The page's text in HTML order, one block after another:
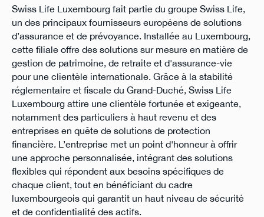
Swiss Life Luxembourg fait partie du groupe Swiss Life,
un des principaux fournisseurs européens de solutions
d’assurance et de prévoyance. Installée au Luxembourg,
cette filiale offre des solutions sur mesure en matière de
gestion de patrimoine, de retraite et d'assurance-vie
pour une clientèle internationale. Grâce à la stabilité
réglementaire et fiscale du Grand-Duché, Swiss Life
Luxembourg attire une clientèle fortunée et exigeante,
notamment des particuliers à haut revenu et des
entreprises en quête de solutions de protection
financière. L’entreprise met un point d'honneur à offrir
une approche personnalisée, intégrant des solutions
flexibles qui répondent aux besoins spécifiques de
chaque client, tout en bénéficiant du cadre
luxembourgeois qui garantit un haut niveau de sécurité
et de confidentialité des actifs.